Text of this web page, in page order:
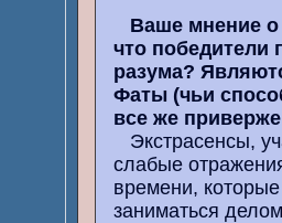
Ваше мнение
что победители
разума?
Фаты (чьи
все же
Экстрасенсы,
слабые
времени,
заниматься